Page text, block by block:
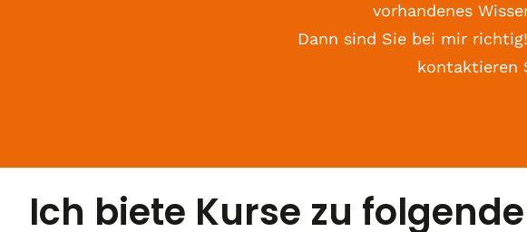
vorhandenes
Dann sind Sie bei mir
kontaktieren
Ich biete Kurse zu